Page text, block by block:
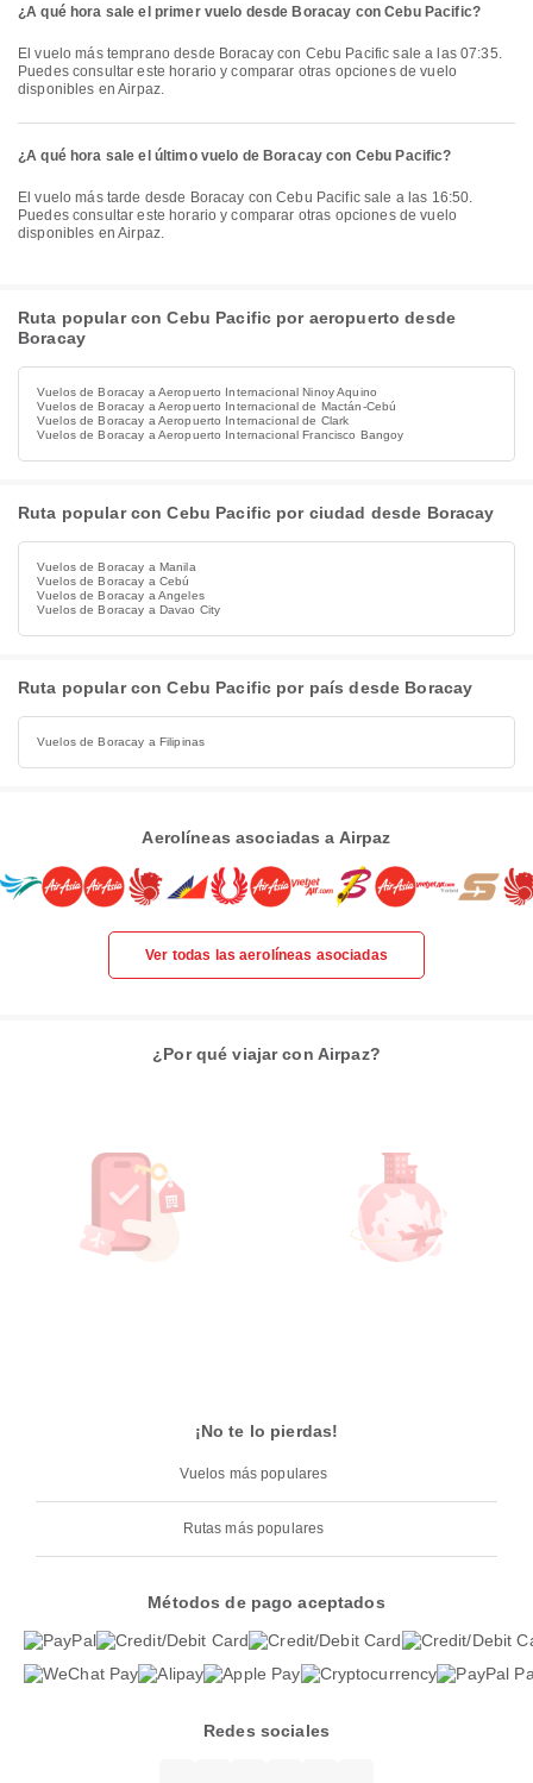
¿A qué hora sale el primer vuelo desde Boracay con Cebu Pacific?
El vuelo más temprano desde Boracay con Cebu Pacific sale a las 07:35.
Puedes consultar este horario y comparar otras opciones de vuelo
disponibles en Airpaz.
¿A qué hora sale el último vuelo de Boracay con Cebu Pacific?
El vuelo más tarde desde Boracay con Cebu Pacific sale a las 16:50.
Puedes consultar este horario y comparar otras opciones de vuelo
disponibles en Airpaz.
Ruta popular con Cebu Pacific por aeropuerto desde
Boracay
Vuelos de Boracay a Aeropuerto Internacional Ninoy Aquino
Vuelos de Boracay a Aeropuerto Internacional de Mactán-Cebú
Vuelos de Boracay a Aeropuerto Internacional de Clark
Vuelos de Boracay a Aeropuerto Internacional Francisco Bangoy
Ruta popular con Cebu Pacific por ciudad desde Boracay
Vuelos de Boracay a Manila
Vuelos de Boracay a Cebú
Vuelos de Boracay a Angeles
Vuelos de Boracay a Davao City
Ruta popular con Cebu Pacific por país desde Boracay
Vuelos de Boracay a Filipinas
Aerolíneas asociadas a Airpaz
Ver todas las aerolíneas asociadas
¿Por qué viajar con Airpaz?
¡No te lo pierdas!
Vuelos más populares
Rutas más populares
Métodos de pago aceptados
Redes sociales